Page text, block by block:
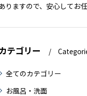
ありますので、安心してお
テゴリー
全てのカテゴリー
お風呂・洗面